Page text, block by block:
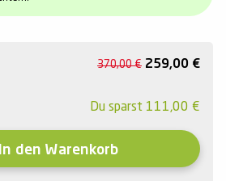
370,00€ 259,00 €
Du sparst 111,00 €
In den Warenkorb